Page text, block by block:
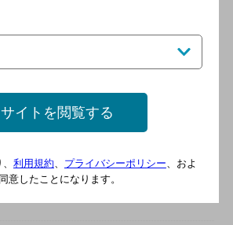
福島交通飯坂線 福島（福島
すし海鮮酒房 うまか亭 乙姫
福島交通飯坂線 福島（福島
県）駅 東口 徒歩7分
サイトを閲覧する
利用規約 プライバシーポリシー 、およ
意したことになります。